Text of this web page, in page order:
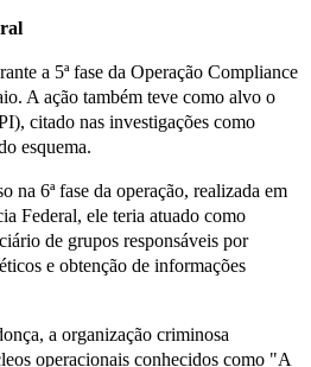
a 5ª fase da Operação Compliance
A ação também teve como alvo o
citado nas investigações como
esquema.
na 6ª fase da operação, realizada em
Federal, ele teria atuado como
de grupos responsáveis por
e obtenção de informações
a organização criminosa
operacionais conhecidos como "A